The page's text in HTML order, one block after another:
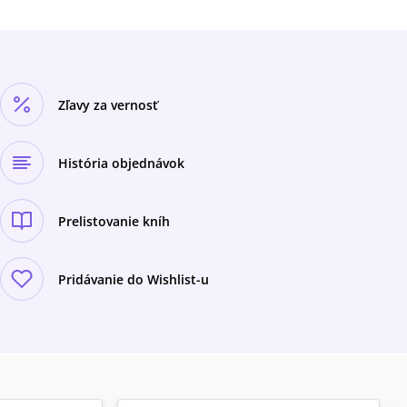
Zľavy za vernosť
História objednávok
Prelistovanie kníh
Pridávanie do Wishlist-u